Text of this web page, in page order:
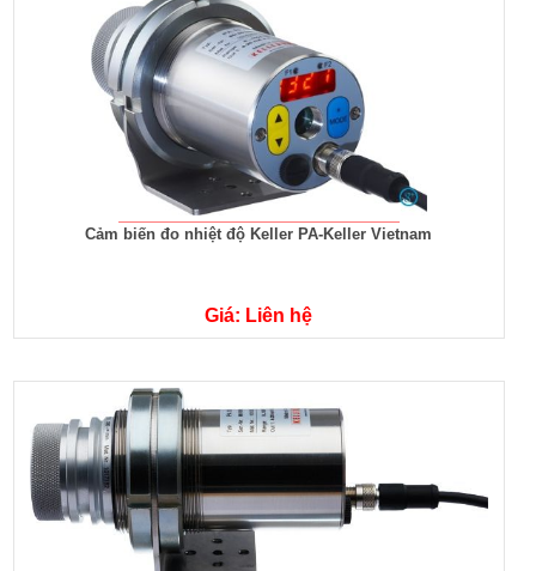
Cảm biến đo nhiệt độ Keller PA-Keller Vietnam
Giá: Liên hệ